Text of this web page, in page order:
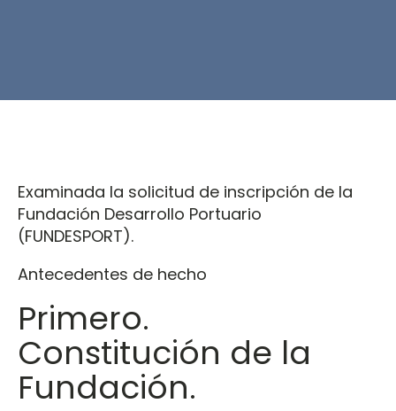
Examinada la solicitud de inscripción de la
Fundación Desarrollo Portuario
(FUNDESPORT).
Antecedentes de hecho
Primero.
Constitución de la
Fundación.